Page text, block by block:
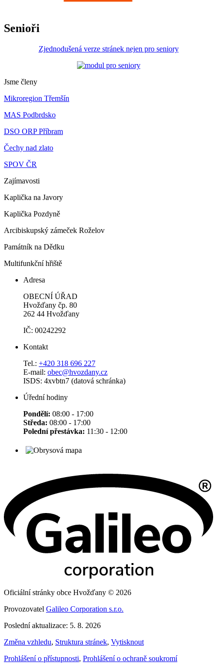
Senioři
Zjednodušená verze stránek nejen pro seniory
Jsme členy
Mikroregion Třemšín
MAS Podbrdsko
DSO ORP Příbram
Čechy nad zlato
SPOV ČR
Zajímavosti
Kaplička na Javory
Kaplička Pozdyně
Arcibiskupský zámeček Roželov
Památník na Dědku
Multifunkční hřiště
Adresa
OBECNÍ ÚŘAD
Hvožďany čp. 80
262 44 Hvožďany
IČ: 00242292
Kontakt
Tel.: +420 318 696 227
E-mail: obec@hvozdany.cz
ISDS: 4xvbtn7 (datová schránka)
Úřední hodiny
Pondělí: 08:00 - 17:00
Středa: 08:00 - 17:00
Polední přestávka: 11:30 - 12:00
Oficiální stránky obce Hvožďany © 2026
Provozovatel Galileo Corporation s.r.o.
Poslední aktualizace: 5. 8. 2026
Změna vzhledu, Struktura stránek, Vytisknout
Prohlášení o přístupnosti, Prohlášení o ochraně soukromí